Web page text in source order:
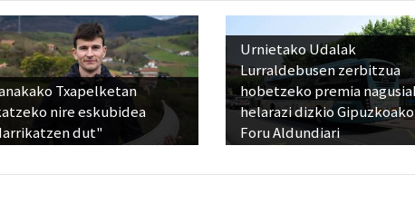
Txapelketan
nire eskubidea
dut"
Urnietako Udalak
Lurraldebusen zerbitzua
hobetzeko premia
helarazi dizkio Gipuzkoako
Foru Aldundiari